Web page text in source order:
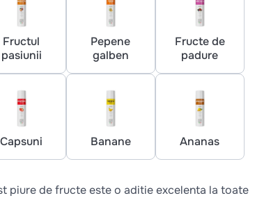
Fructul
pasiunii
Pepene
galben
Fructe de
padure
Capsuni Banane Ananas
piure de fructe este o aditie excelenta la toate